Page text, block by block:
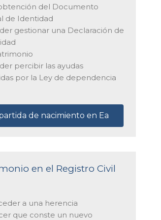
del Documento
de Identidad
gestionar una Declaración de
percibir las ayudas
por la Ley de dependencia
de nacimiento en Ea
en el Registro Civil
a una herencia
que conste un nuevo